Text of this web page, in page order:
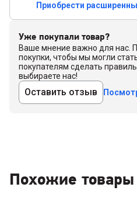
Приобрести
Уже покупали товар?
Ваше мнение важно для нас.
покупки, чтобы мы могли
покупателям сделать
выбираете нас!
Оставить отзыв
Похожие товары